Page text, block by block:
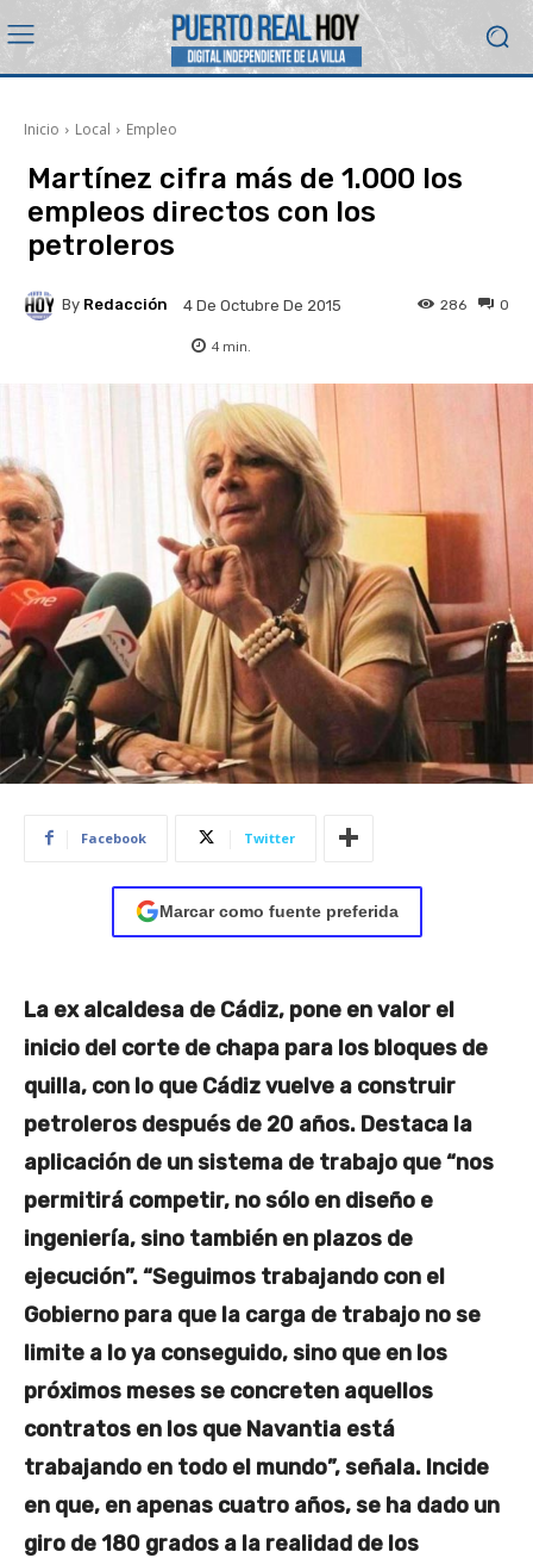
Inicio Local Empleo
Martínez cifra más de 1.000 los
empleos directos con los
petroleros
By Redacción 4 De Octubre De 2015 0
286
4min.
Facebook Twitter
Marcar como fuente preferida
La ex alcaldesa de Cádiz, pone en valor el
inicio del corte de chapa para los bloques de
quilla, con lo que Cádiz vuelve a construir
petroleros después de 20 años. Destaca la
aplicación de un sistema de trabajo que “nos
permitirá competir, no sólo en diseño e
ingeniería, sino también en plazos de
ejecución”. “Seguimos trabajando con el
Gobierno para que la carga de trabajo no se
limite a lo ya conseguido, sino que en los
próximos meses se concreten aquellos
contratos en los que Navantia está
trabajando en todo el mundo”, señala. Incide
en que, en apenas cuatro años, se ha dado un
giro de 180 grados a la realidad de los